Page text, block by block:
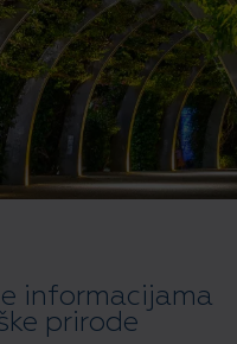
informacijama
prirode